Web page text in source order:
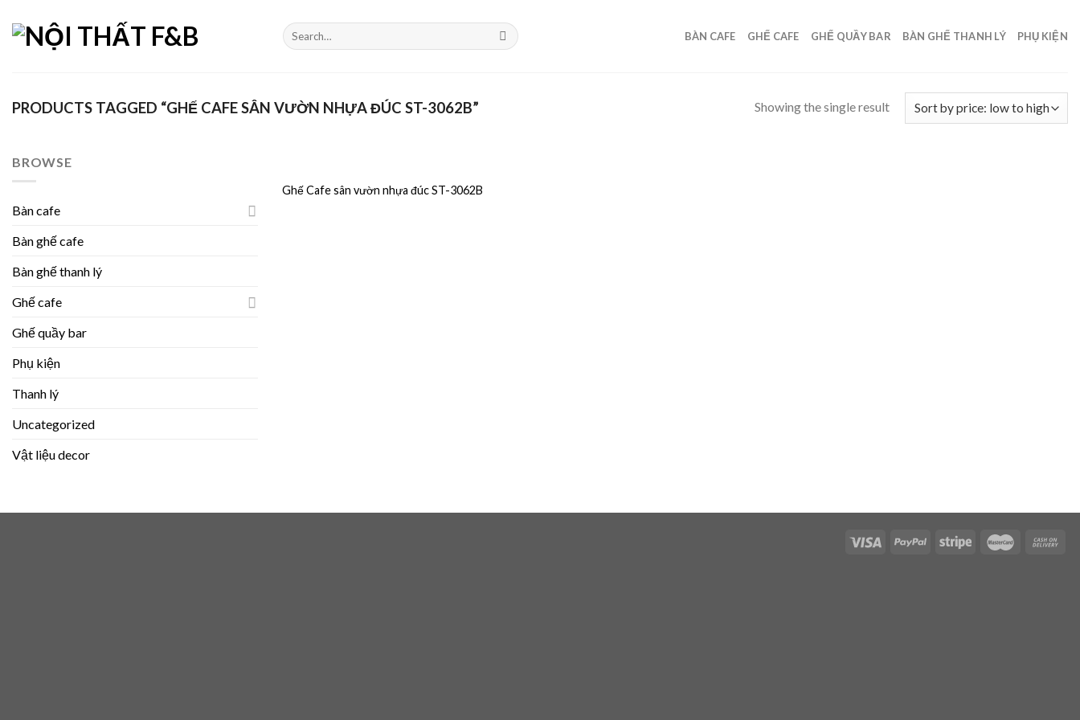
content
Search
for:
BÀN CAFE GHẾ CAFE GHẾ QUẦY BAR BÀN GHẾ THANH LÝ PHỤ KIỆN
PRODUCTS TAGGED “GHẾ CAFE SÂN VƯỜN NHỰA ĐÚC ST-3062B” Showing the single result
BROWSE
Bàn cafe
Bàn ghế cafe
Bàn ghế thanh lý
Ghế cafe
Ghế quầy bar
Phụ kiện
Thanh lý
Uncategorized
Vật liệu decor
Ghế Cafe sân vườn nhựa đúc ST-3062B